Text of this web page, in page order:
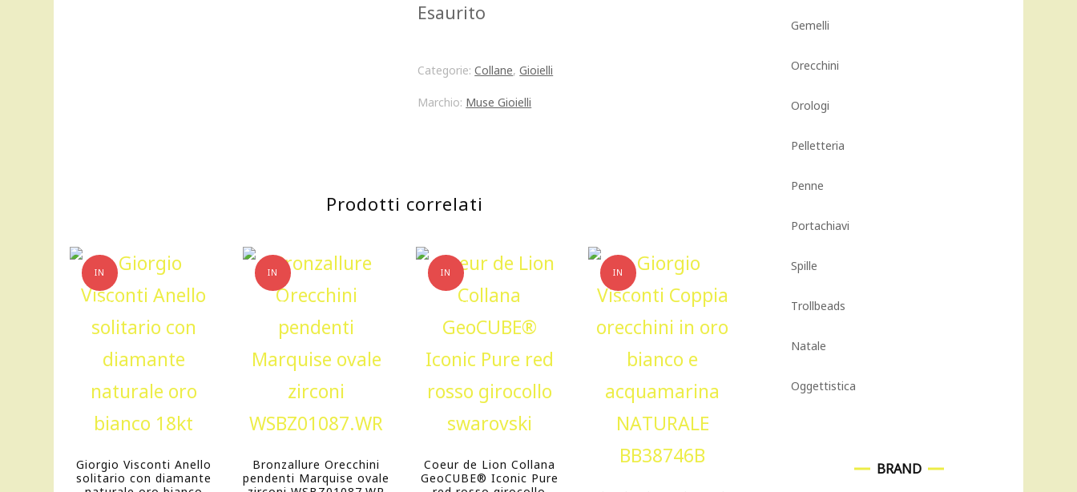
era:
69,00 €.
Esaurito
Categorie:Collane,Gioielli
Marchio: Muse Gioielli
Prodotti correlati
IN
OFFERTA!
Giorgio Visconti Anello
solitario con diamante
IN
OFFERTA!
Bronzallure Orecchini
pendenti Marquise ovale
IN
OFFERTA!
Coeur de Lion Collana
GeoCUBE® Iconic Pure
IN
OFFERTA!
Gemelli
Orecchini
Orologi
Pelletteria
Penne
Portachiavi
Spille
Trollbeads
Natale
Oggettistica
BRAND